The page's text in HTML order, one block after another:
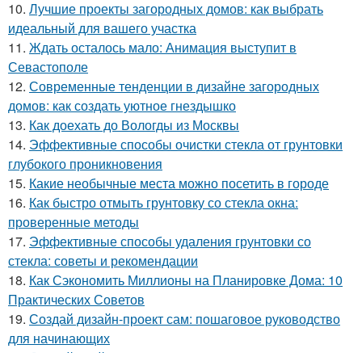
10. Лучшие проекты загородных домов: как выбрать
идеальный для вашего участка
11. Ждать осталось мало: Анимация выступит в
Севастополе
12. Современные тенденции в дизайне загородных
домов: как создать уютное гнездышко
13. Как доехать до Вологды из Москвы
14. Эффективные способы очистки стекла от грунтовки
глубокого проникновения
15. Какие необычные места можно посетить в городе
16. Как быстро отмыть грунтовку со стекла окна:
проверенные методы
17. Эффективные способы удаления грунтовки со
стекла: советы и рекомендации
18. Как Сэкономить Миллионы на Планировке Дома: 10
Практических Советов
19. Создай дизайн-проект сам: пошаговое руководство
для начинающих